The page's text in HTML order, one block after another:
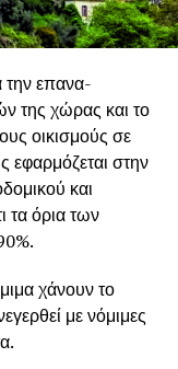
την επανα-
της χώρας και το
οικισμούς σε
στην
και
τα όρια των
χάνουν το
με νόμιμες